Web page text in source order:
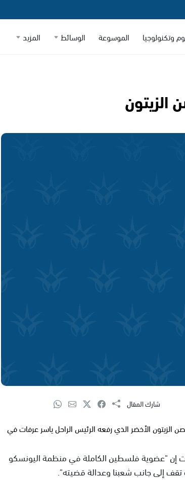
وتكنولوجيا الموسوعة الوسائط المزيد
شارك المقال
الأخضر الذي رفعه الرئيس الراحل ياسر عرفات في
إن "عضوية فلسطين الكاملة في منظمة اليونسكو
إلى جانب شعبنا وعدالة قضيته".